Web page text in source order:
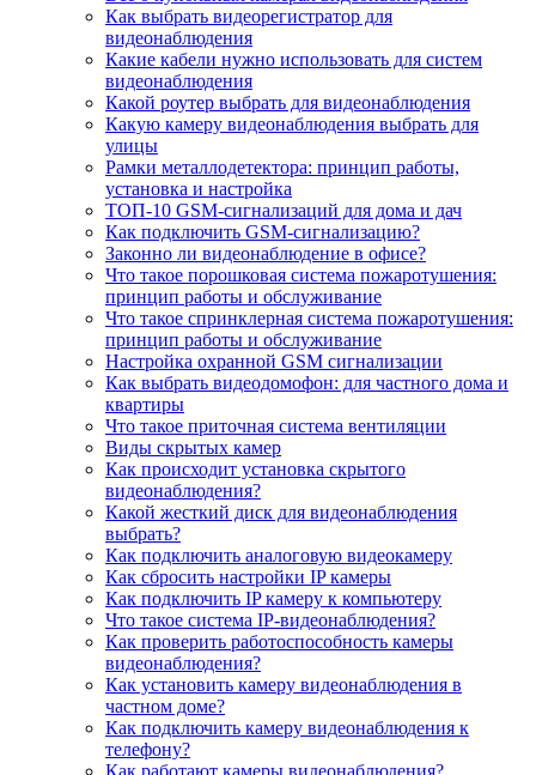
Как выбрать видеорегистратор для
видеонаблюдения
Какие кабели нужно использовать для систем
видеонаблюдения
Какой роутер выбрать для видеонаблюдения
Какую камеру видеонаблюдения выбрать для
улицы
Рамки металлодетектора: принцип работы,
установка и настройка
ТОП-10 GSM-сигнализаций для дома и дач
Как подключить GSM-сигнализацию?
Законно ли видеонаблюдение в офисе?
Что такое порошковая система пожаротушения:
принцип работы и обслуживание
Что такое спринклерная система пожаротушения:
принцип работы и обслуживание
Настройка охранной GSM сигнализации
Как выбрать видеодомофон: для частного дома и
квартиры
Что такое приточная система вентиляции
Виды скрытых камер
Как происходит установка скрытого
видеонаблюдения?
Какой жесткий диск для видеонаблюдения
выбрать?
Как подключить аналоговую видеокамеру
Как сбросить настройки IP камеры
Как подключить IP камеру к компьютеру
Что такое система IP-видеонаблюдения?
Как проверить работоспособность камеры
видеонаблюдения?
Как установить камеру видеонаблюдения в
частном доме?
Как подключить камеру видеонаблюдения к
телефону?
Как работают камеры видеонаблюдения?